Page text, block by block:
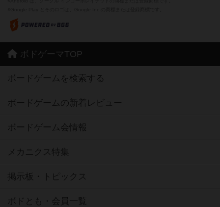
ボドゲーマTOP
ボードゲームを検索する
ボードゲームの新着レビュー
ボードゲーム会情報
メカニクス特集
掲示板・トピックス
ボドとも・会員一覧